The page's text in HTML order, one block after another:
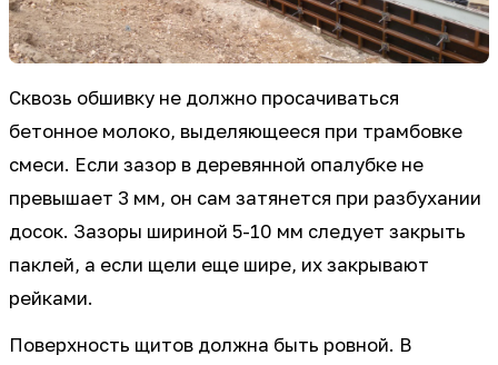
Сквозь обшивку не должно просачиваться
бетонное молоко, выделяющееся при трамбовке
смеси. Если зазор в деревянной опалубке не
превышает 3 мм, он сам затянется при разбухании
досок. Зазоры шириной 5-10 мм следует закрыть
паклей, а если щели еще шире, их закрывают
рейками.
Поверхность щитов должна быть ровной. В